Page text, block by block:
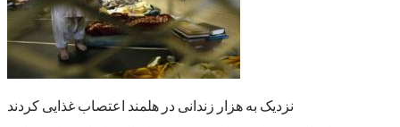
نزدیک به هزار زندانی در هلمند اعتصاب غذایی کردند